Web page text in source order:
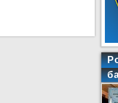
дар даврони Тромпро